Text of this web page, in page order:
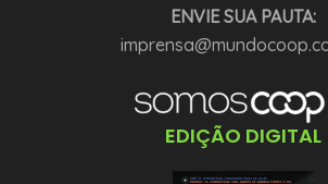
ENVIE SUA PAUTA:
EDIÇÃO DIGITAL